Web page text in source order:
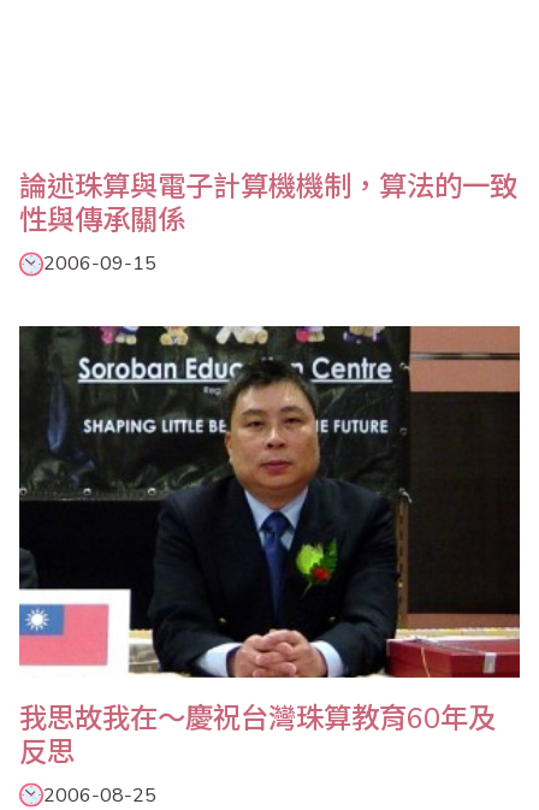
論述珠算與電子計算機機制，算法的一致
性與傳承關係
2006-09-15
我思故我在～慶祝台灣珠算教育60年及
反思
2006-08-25